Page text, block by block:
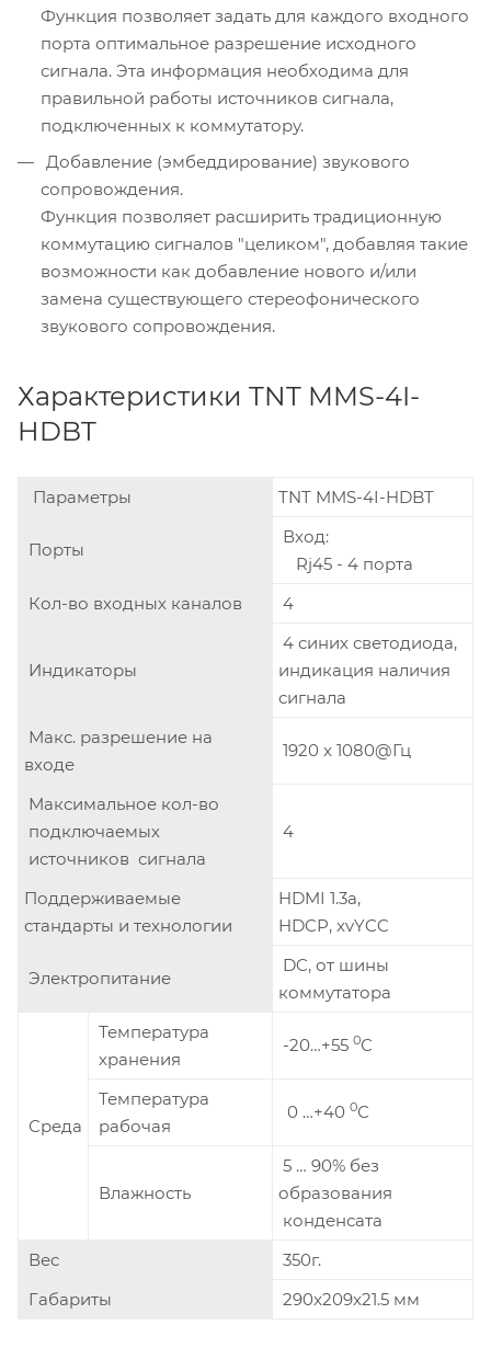
Функция позволяет задать для каждого входного
порта оптимальное разрешение исходного
сигнала. Эта информация необходима для
правильной работы источников сигнала,
подключенных к коммутатору.
Добавление (эмбеддирование) звукового
сопровождения.
Функция позволяет расширить традиционную
коммутацию сигналов "целиком", добавляя такие
возможности как добавление нового и/или
замена существующего стереофонического
звукового сопровождения.
Характеристики TNT MMS-4I-
HDBT
Параметры TNT MMS-4I-HDBT
Порты
Вход:
Rj45 - 4 порта
Кол-во входных каналов
4
Индикаторы
4 синих светодиода,
индикация наличия
сигнала
Макс. разрешение на
входе
1920 x 1080@Гц
Максимальное кол-во
подключаемых
источников сигнала
4
Поддерживаемые
стандарты и технологии
HDMI 1.3a,
HDCP, xvYCC
Электропитание
DC, от шины
коммутатора
Среда
Температура
хранения
-20…+55 0С
Температура
рабочая
0 …+40 0С
Влажность
5 … 90% без
образования
конденсата
Вес
350г.
Габариты
290x209x21.5 мм